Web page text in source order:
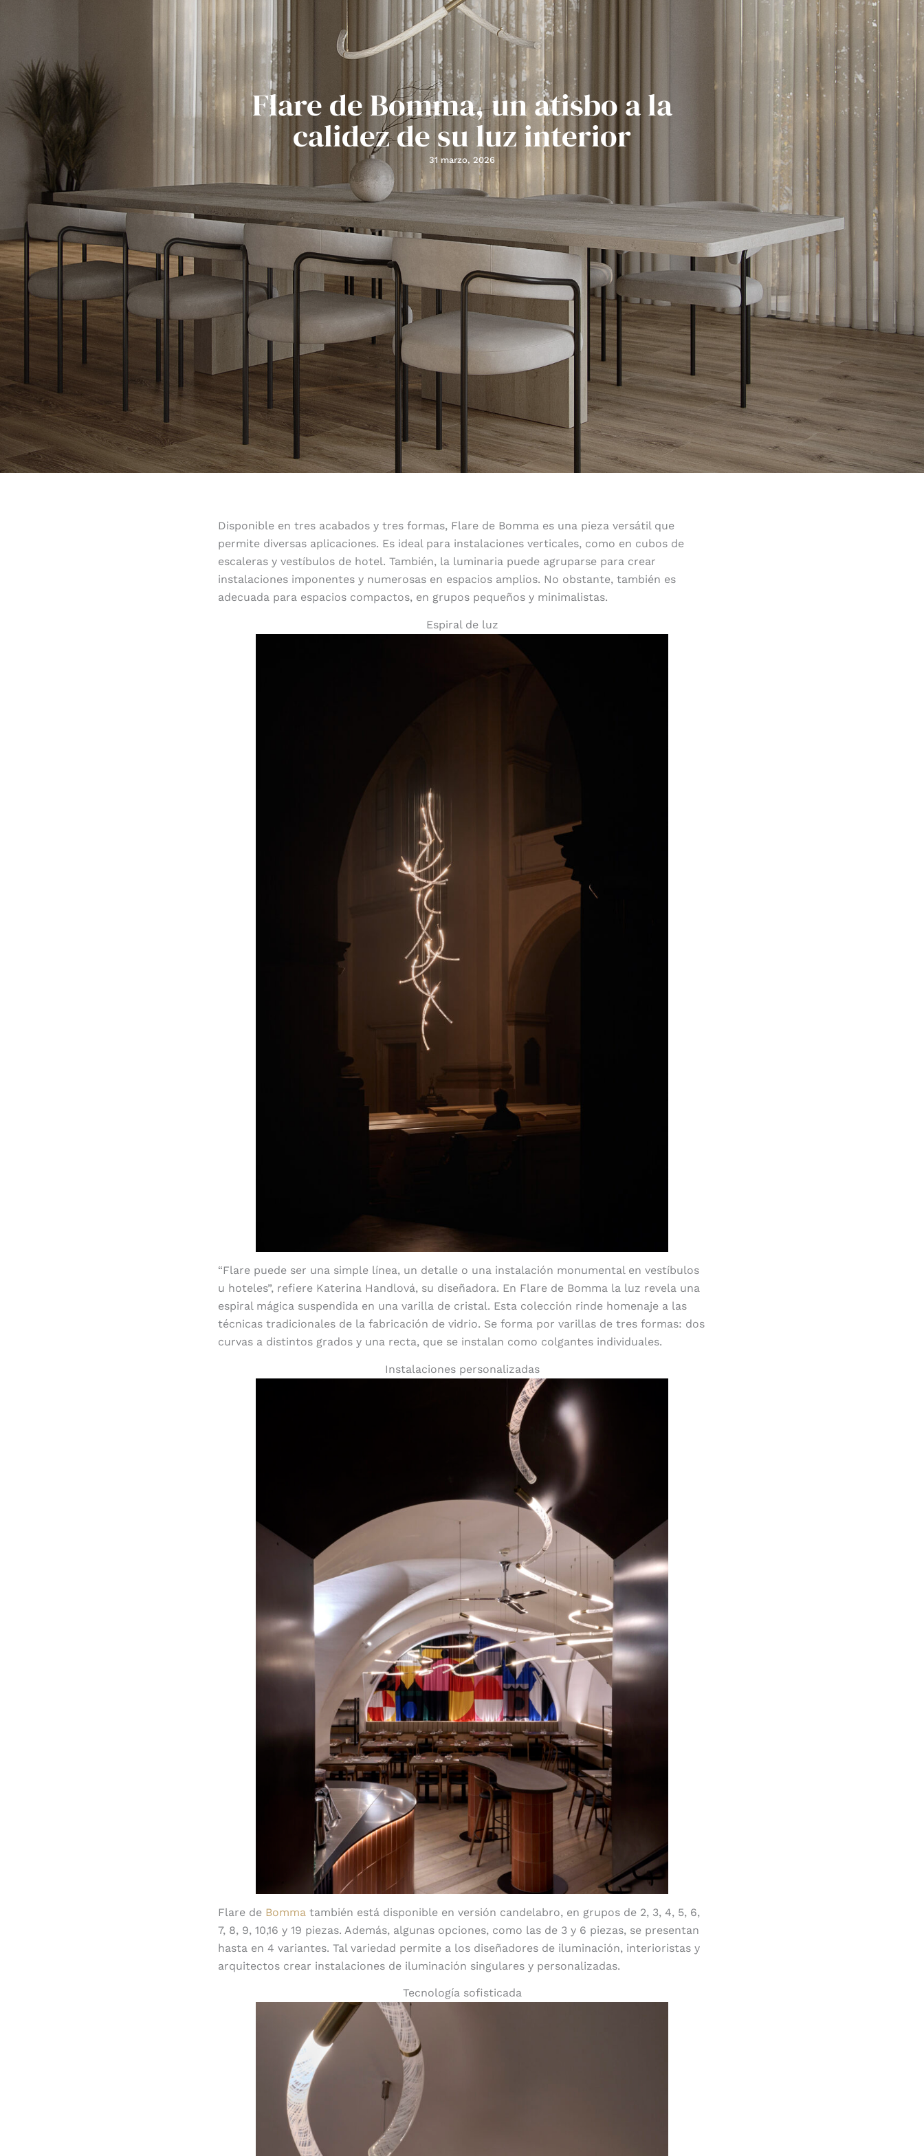
Flare de Bomma, un atisbo a la
calidez de su luz interior
31 marzo, 2026
Disponible en tres acabados y tres formas, Flare de Bomma es una pieza versátil que
permite diversas aplicaciones. Es ideal para instalaciones verticales, como en cubos de
escaleras y vestíbulos de hotel. También, la luminaria puede agruparse para crear
instalaciones imponentes y numerosas en espacios amplios. No obstante, también es
adecuada para espacios compactos, en grupos pequeños y minimalistas.
Espiral de luz
“Flare puede ser una simple línea, un detalle o una instalación monumental en vestíbulos
u hoteles”, refiere Katerina Handlová, su diseñadora. En Flare de Bomma la luz revela una
espiral mágica suspendida en una varilla de cristal. Esta colección rinde homenaje a las
técnicas tradicionales de la fabricación de vidrio. Se forma por varillas de tres formas: dos
curvas a distintos grados y una recta, que se instalan como colgantes individuales.
Instalaciones personalizadas
Flare de Bomma también está disponible en versión candelabro, en grupos de 2, 3, 4, 5, 6,
7, 8, 9, 10,16 y 19 piezas. Además, algunas opciones, como las de 3 y 6 piezas, se presentan
hasta en 4 variantes. Tal variedad permite a los diseñadores de iluminación, interioristas y
arquitectos crear instalaciones de iluminación singulares y personalizadas.
Tecnología sofisticada